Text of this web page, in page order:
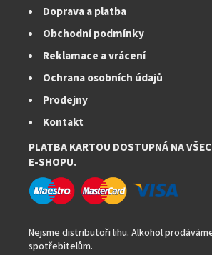
Doprava a platba
Obchodní podmínky
Reklamace a vrácení
Ochrana osobních údajů
Prodejny
Kontakt
PLATBA KARTOU DOSTUPNÁ NA
E-SHOPU.
Nejsme distributoři lihu. Alkohol
spotřebitelům.